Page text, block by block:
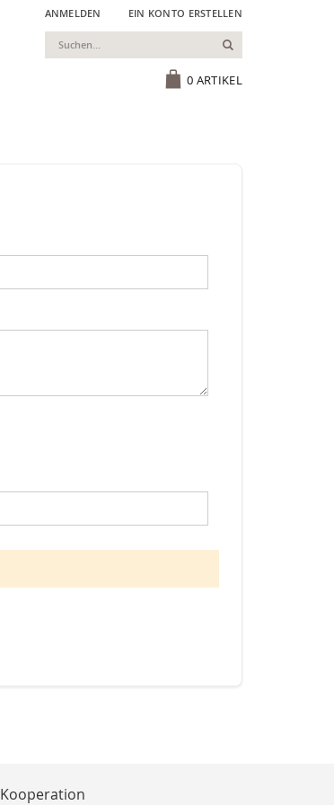
ANMELDEN EIN KONTO ERSTELLEN
0 ARTIKEL
Suchen
Kooperation